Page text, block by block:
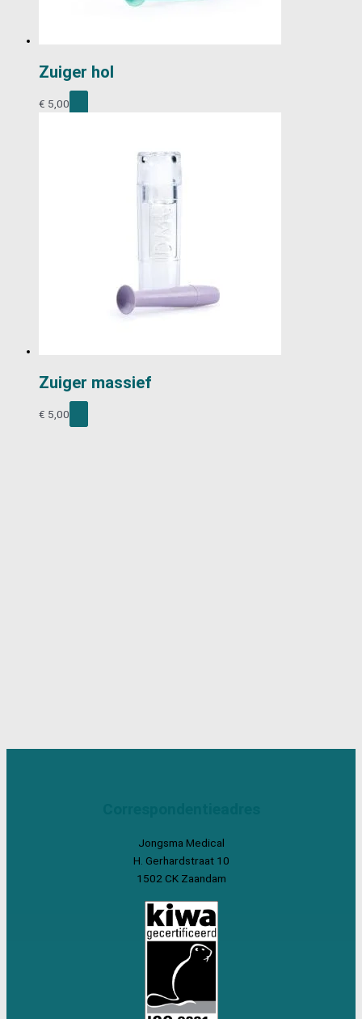
Zuiger hol
€ 5,00
Zuiger massief
€ 5,00
Jongsma Medical
H. Gerhardstraat 10
1502 CK Zaandam